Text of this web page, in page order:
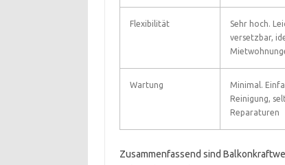
Flexibilität
Sehr hoch.
versetzbar,
Wartung
Minimal.
Reinigung,
Reparaturen
Zusammenfassend sind